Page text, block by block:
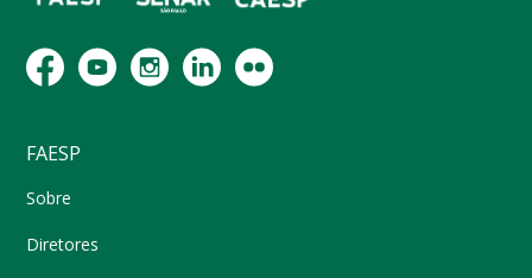
FAESP
Sobre
Diretores